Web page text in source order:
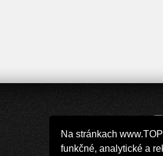
Na stránkach
funkčné, analytické a